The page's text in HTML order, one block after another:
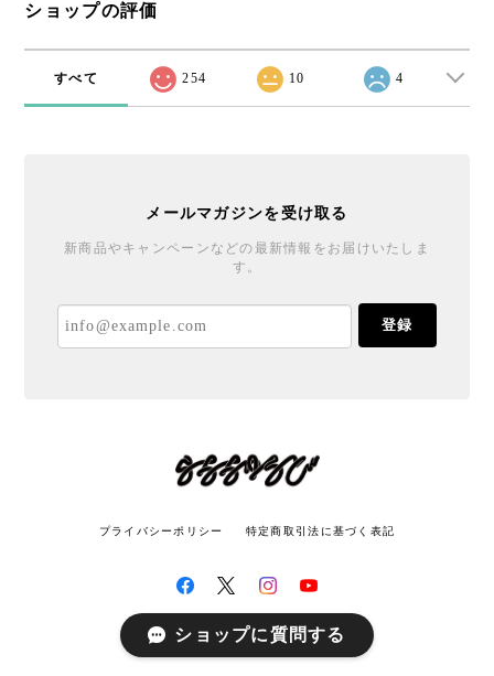
ショップの評価
すべて 254 10 4
メールマガジンを受け取る
新商品やキャンペーンなどの最新情報をお届けいたしま
す。
登録
プライバシーポリシー 特定商取引法に基づく表記
© LATITUDE All rights reserved.
ショップに質問する